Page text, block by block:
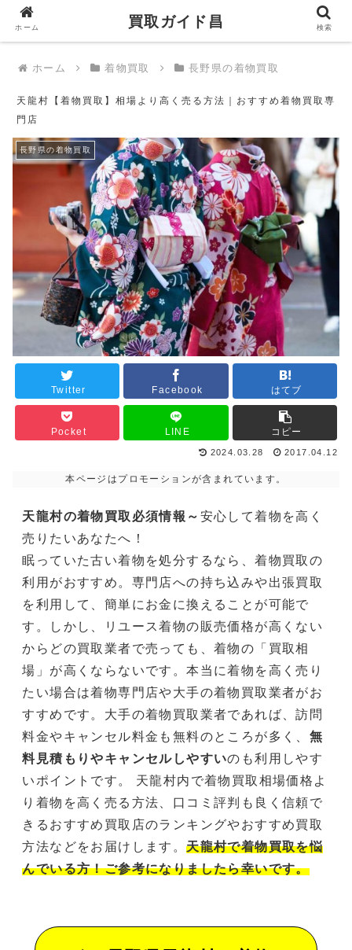
買取ガイド昌
ホーム 着物買取 長野県の着物買取
天龍村【着物買取】相場より高く売る方法｜おすすめ着物買取専
門店
長野県の着物買取
Twitter Facebook はてブ
Pocket LINE コピー
2024.03.28 2017.04.12
本ページはプロモーションが含まれています。
天龍村の着物買取必須情報～ 安心して着物を高く
売りたいあなたへ！
眠っていた古い着物を処分するなら、着物買取の
利用がおすすめ。専門店への持ち込みや出張買取
を利用して、簡単にお金に換えることが可能で
す。しかし、リユース着物の販売価格が高くない
からどの買取業者で売っても、着物の「買取相
場」が高くならないです。本当に着物を高く売り
たい場合は着物専門店や大手の着物買取業者がお
すすめです。大手の着物買取業者であれば、訪問
料金やキャンセル料金も無料のところが多く、 無
料見積もりやキャンセルしやすいのも利用しやす
いポイントです。 天龍村内で着物買取相場価格よ
り着物を高く売る方法、口コミ評判も良く信頼で
きるおすすめ買取店のランキングやおすすめ買取
方法などをお届けします。天龍村で着物買取を悩
んでいる方！ご参考になりましたら幸いです。
ホーム 買取ガイド昌 検索